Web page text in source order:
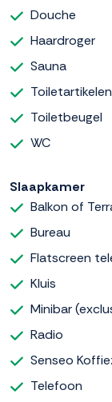
Douche
Haardroger
Sauna
Toiletartikelen
Toiletbeugel
WC
Slaapkamer
Balkon of
Bureau
Flatscreen
Kluis
Minibar
Radio
Senseo
Telefoon